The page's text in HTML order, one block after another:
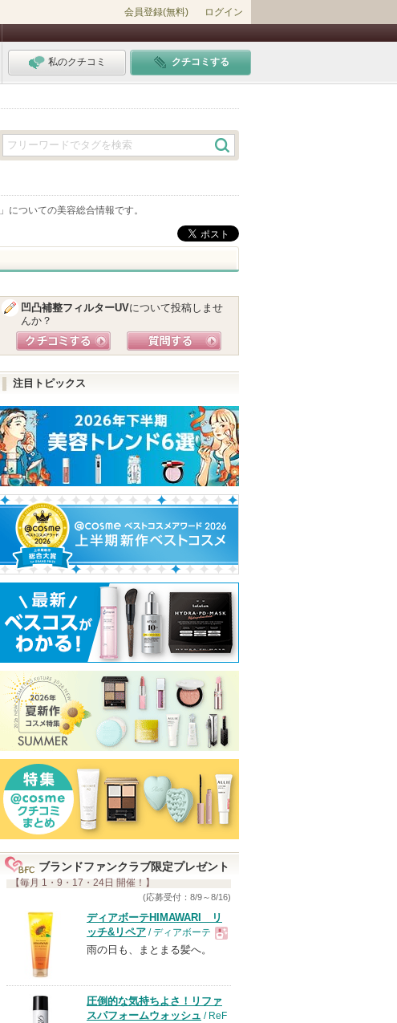
会員登録(無料) ログイン
私のクチコミ クチコミする
」についての美容総合情報です。
凹凸補整フィルターUVについて投稿しませ
んか？
注目トピックス
ブランドファンクラブ限定プレゼント
【毎月 1・9・17・24日 開催！】
(応募受付：8/9～8/16)
ディアボーテHIMAWARI リ
ッチ&リペア / ディアボーテ
品
雨の日も、まとまる髪へ。
圧倒的な気持ちよさ！リファ
スパフォームウォッシュ / ReF